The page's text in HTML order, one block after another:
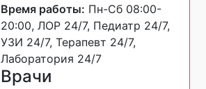
Время работы: Пн-Сб 08:00-
20:00, ЛОР 24/7, Педиатр 24/7,
УЗИ 24/7, Терапевт 24/7,
Лаборатория 24/7
Врачи